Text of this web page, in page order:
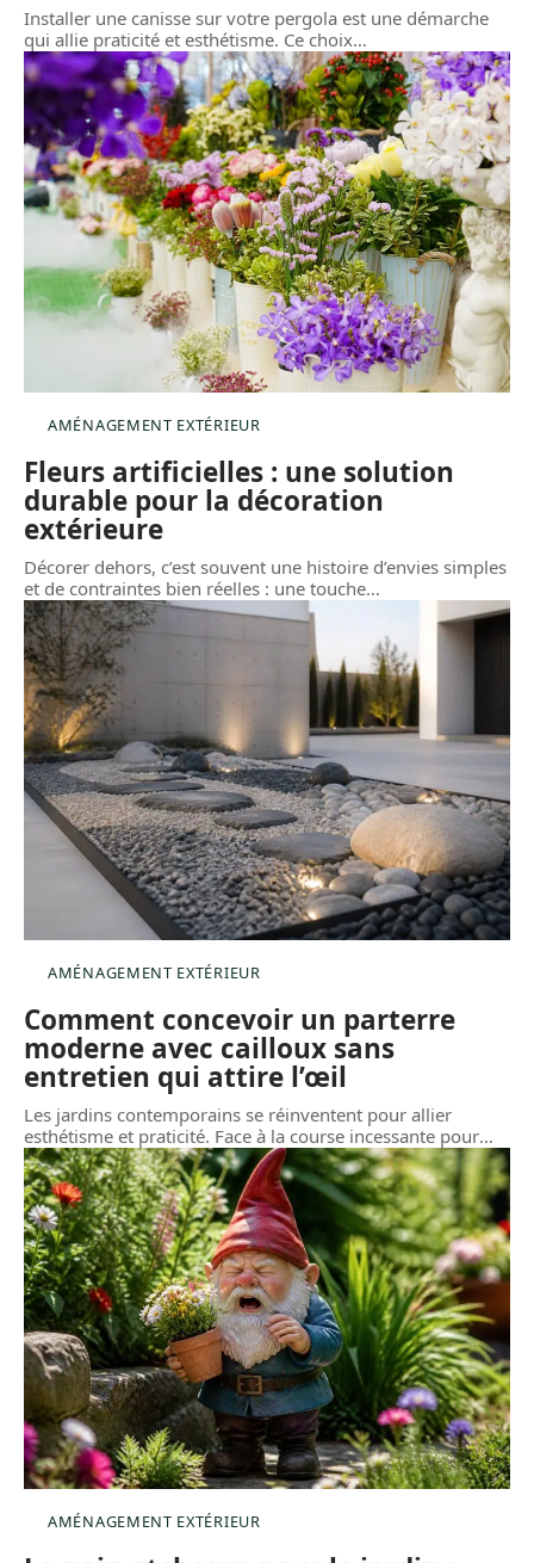
Installer une canisse sur votre pergola est une démarche
qui allie praticité et esthétisme. Ce choix…
AMÉNAGEMENT EXTÉRIEUR
Fleurs artificielles : une solution
durable pour la décoration
extérieure
Décorer dehors, c’est souvent une histoire d’envies simples
et de contraintes bien réelles : une touche…
AMÉNAGEMENT EXTÉRIEUR
Comment concevoir un parterre
moderne avec cailloux sans
entretien qui attire l’œil
Les jardins contemporains se réinventent pour allier
esthétisme et praticité. Face à la course incessante pour…
AMÉNAGEMENT EXTÉRIEUR